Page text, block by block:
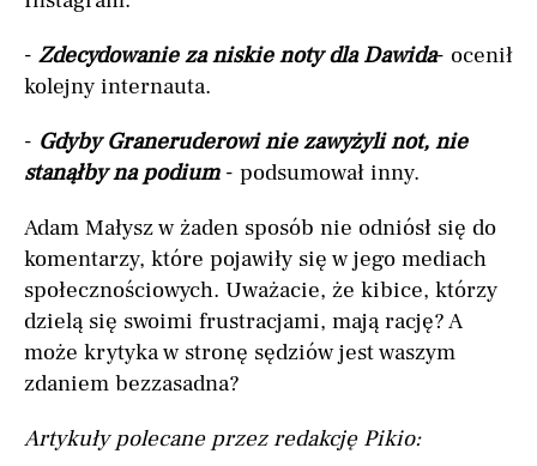
- Zdecydowanie za niskie noty dla Dawida- ocenił
kolejny internauta.
- Gdyby Graneruderowi nie zawyżyli not, nie
stanąłby na podium- podsumował inny.
Adam Małysz w żaden sposób nie odniósł się do
komentarzy, które pojawiły się w jego mediach
społecznościowych. Uważacie, że kibice, którzy
dzielą się swoimi frustracjami, mają rację? A
może krytyka w stronę sędziów jest waszym
zdaniem bezzasadna?
Artykuły polecane przez redakcję Pikio: